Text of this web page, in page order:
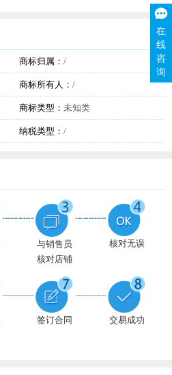
商标归属： /
商标所有人： /
商标类型： 未知类
纳税类型： /
与销售员
核对店铺
核对无误
签订合同 交易成功
在
线
咨
询